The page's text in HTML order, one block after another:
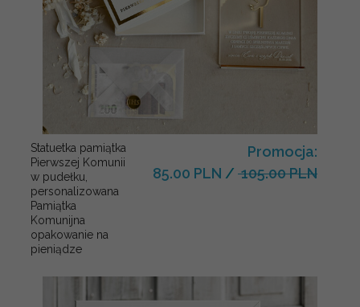
Statuetka pamiątka
Pierwszej Komunii
w pudełku,
personalizowana
Pamiątka
Komunijna
opakowanie na
pieniądze
Promocja:
85.00 PLN / 105.00 PLN